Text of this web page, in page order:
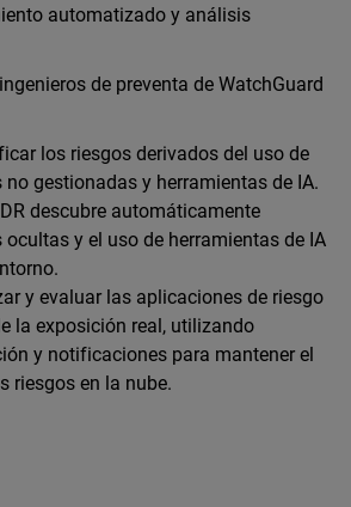
automatizado y análisis
de preventa de WatchGuard
los riesgos derivados del uso de
gestionadas y herramientas de IA.
descubre automáticamente
y el uso de herramientas de IA
y evaluar las aplicaciones de riesgo
la exposición real, utilizando
y notificaciones para mantener el
riesgos en la nube.